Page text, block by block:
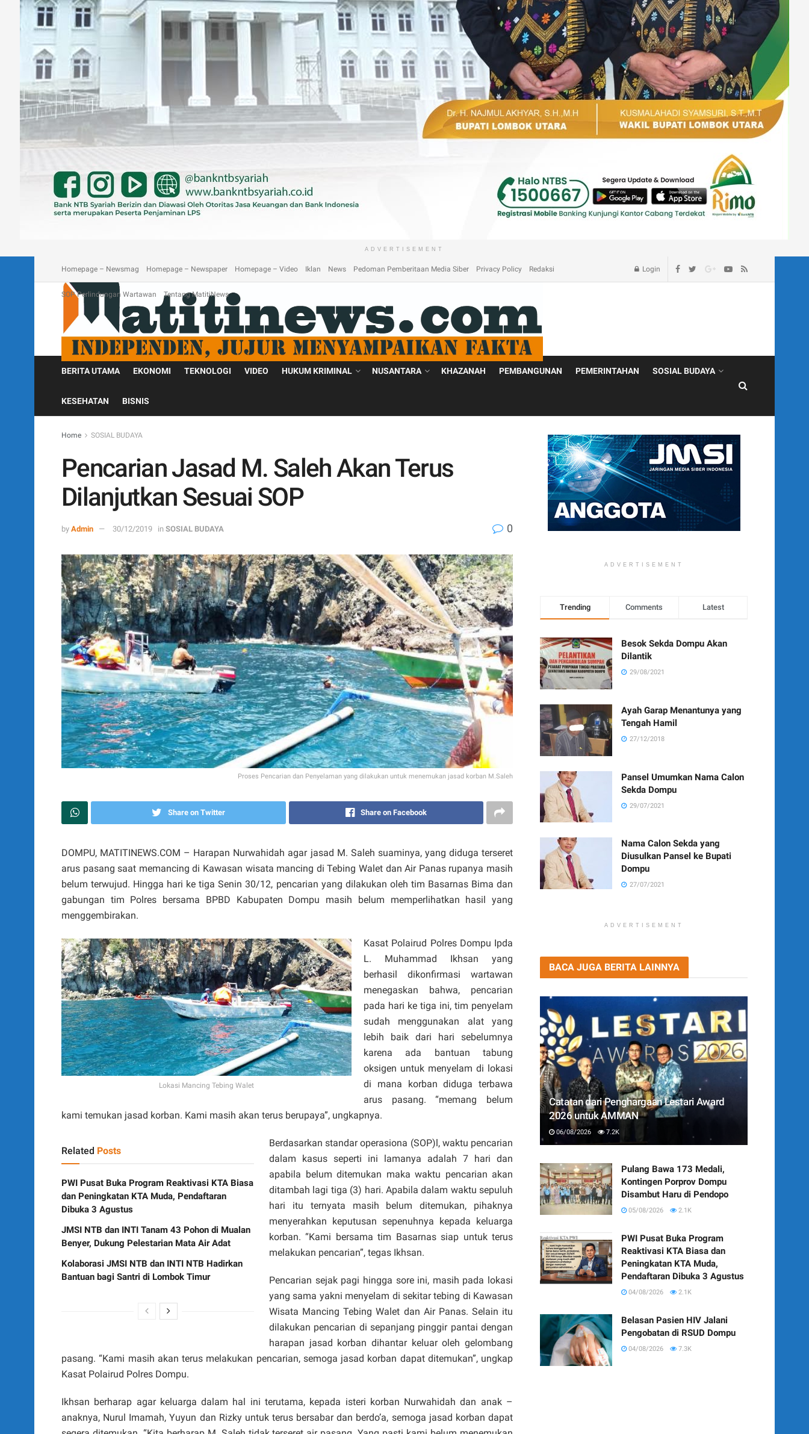
ADVERTISEMENT
Homepage – Newsmag Homepage – Newspaper Homepage – Video Iklan News Pedoman Pemberitaan Media Siber Privacy Policy Redaksi
SOP Perlindungan Wartawan Tentang MatitiNews
Login
BERITA UTAMA EKONOMI TEKNOLOGI VIDEO HUKUM KRIMINAL NUSANTARA KHAZANAH PEMBANGUNAN PEMERINTAHAN SOSIAL BUDAYA
KESEHATAN BISNIS
Home SOSIAL BUDAYA
Pencarian Jasad M. Saleh Akan Terus
Dilanjutkan Sesuai SOP
by Admin 30/12/2019 in SOSIAL BUDAYA 0
Proses Pencarian dan Penyelaman yang dilakukan untuk menemukan jasad korban M.Saleh
Share on Twitter Share on Facebook
DOMPU, MATITINEWS.COM – Harapan Nurwahidah agar jasad M. Saleh suaminya, yang diduga terseret
arus pasang saat memancing di Kawasan wisata mancing di Tebing Walet dan Air Panas rupanya masih
belum terwujud. Hingga hari ke tiga Senin 30/12, pencarian yang dilakukan oleh tim Basarnas Bima dan
gabungan tim Polres bersama BPBD Kabupaten Dompu masih belum memperlihatkan hasil yang
menggembirakan.
Lokasi Mancing Tebing Walet
Kasat Polairud Polres Dompu Ipda
L. Muhammad Ikhsan yang
berhasil dikonfirmasi wartawan
menegaskan bahwa, pencarian
pada hari ke tiga ini, tim penyelam
sudah menggunakan alat yang
lebih baik dari hari sebelumnya
karena ada bantuan tabung
oksigen untuk menyelam di lokasi
di mana korban diduga terbawa
arus pasang. “memang belum
kami temukan jasad korban. Kami masih akan terus berupaya”, ungkapnya.
Related Posts
PWI Pusat Buka Program Reaktivasi KTA Biasa
dan Peningkatan KTA Muda, Pendaftaran
Dibuka 3 Agustus
JMSI NTB dan INTI Tanam 43 Pohon di Mualan
Benyer, Dukung Pelestarian Mata Air Adat
Kolaborasi JMSI NTB dan INTI NTB Hadirkan
Bantuan bagi Santri di Lombok Timur
Berdasarkan standar operasiona (SOP)l, waktu pencarian
dalam kasus seperti ini lamanya adalah 7 hari dan
apabila belum ditemukan maka waktu pencarian akan
ditambah lagi tiga (3) hari. Apabila dalam waktu sepuluh
hari itu ternyata masih belum ditemukan, pihaknya
menyerahkan keputusan sepenuhnya kepada keluarga
korban. “Kami bersama tim Basarnas siap untuk terus
melakukan pencarian”, tegas Ikhsan.
Pencarian sejak pagi hingga sore ini, masih pada lokasi
yang sama yakni menyelam di sekitar tebing di Kawasan
Wisata Mancing Tebing Walet dan Air Panas. Selain itu
dilakukan pencarian di sepanjang pinggir pantai dengan
harapan jasad korban dihantar keluar oleh gelombang
pasang. “Kami masih akan terus melakukan pencarian, semoga jasad korban dapat ditemukan”, ungkap
Kasat Polairud Polres Dompu.
Ikhsan berharap agar keluarga dalam hal ini terutama, kepada isteri korban Nurwahidah dan anak –
anaknya, Nurul Imamah, Yuyun dan Rizky untuk terus bersabar dan berdo’a, semoga jasad korban dapat
ADVERTISEMENT
Trending Comments Latest
Besok Sekda Dompu Akan
Dilantik
29/08/2021
Ayah Garap Menantunya yang
Tengah Hamil
27/12/2018
Pansel Umumkan Nama Calon
Sekda Dompu
29/07/2021
Nama Calon Sekda yang
Diusulkan Pansel ke Bupati
Dompu
27/07/2021
ADVERTISEMENT
BACA JUGA BERITA LAINNYA
Catatan dari Penghargaan Lestari Award
2026 untuk AMMAN
06/08/2026 7.2K
Pulang Bawa 173 Medali,
Kontingen Porprov Dompu
Disambut Haru di Pendopo
05/08/2026 2.1K
PWI Pusat Buka Program
Reaktivasi KTA Biasa dan
Peningkatan KTA Muda,
Pendaftaran Dibuka 3 Agustus
04/08/2026 2.1K
Belasan Pasien HIV Jalani
Pengobatan di RSUD Dompu
04/08/2026 7.3K